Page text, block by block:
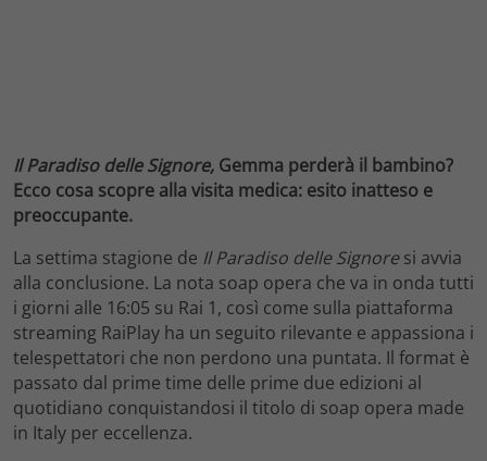
Il Paradiso delle Signore, Gemma perderà il bambino?
Ecco cosa scopre alla visita medica: esito inatteso e
preoccupante.
La settima stagione de Il Paradiso delle Signoresi avvia
alla conclusione. La nota soap opera che va in onda tutti
i giorni alle 16:05 su Rai 1, così come sulla piattaforma
streaming RaiPlay ha un seguito rilevante e appassiona i
telespettatori che non perdono una puntata. Il format è
passato dal prime time delle prime due edizioni al
quotidiano conquistandosi il titolo di soap opera made
in Italy per eccellenza.